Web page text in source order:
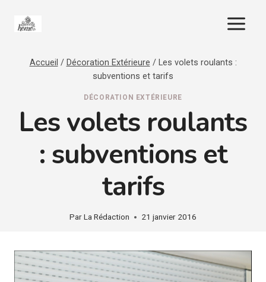
Accueil / Décoration Extérieure / Les volets roulants :
subventions et tarifs
DÉCORATION EXTÉRIEURE
Les volets roulants
: subventions et
tarifs
ParLa Rédaction 21 janvier 2016